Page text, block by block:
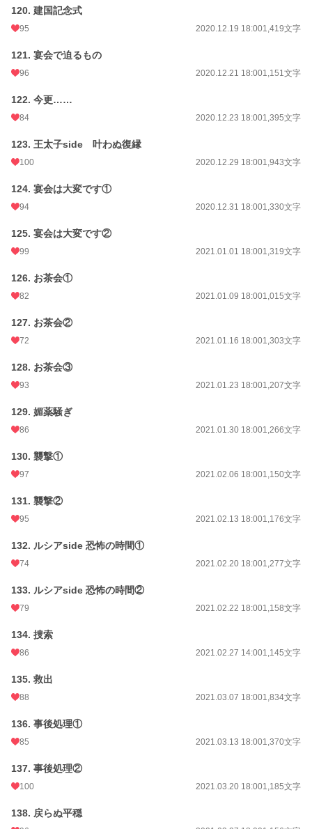
120. 建国記念式
95 2020.12.19 18:001,419文字
121. 宴会で迫るもの
96 2020.12.21 18:001,151文字
122. 今更……
84 2020.12.23 18:001,395文字
123. 王太子side 叶わぬ復縁
100 2020.12.29 18:001,943文字
124. 宴会は大変です①
94 2020.12.31 18:001,330文字
125. 宴会は大変です②
99 2021.01.01 18:001,319文字
126. お茶会①
82 2021.01.09 18:001,015文字
127. お茶会②
72 2021.01.16 18:001,303文字
128. お茶会③
93 2021.01.23 18:001,207文字
129. 媚薬騒ぎ
86 2021.01.30 18:001,266文字
130. 襲撃①
97 2021.02.06 18:001,150文字
131. 襲撃②
95 2021.02.13 18:001,176文字
132. ルシアside 恐怖の時間①
74 2021.02.20 18:001,277文字
133. ルシアside 恐怖の時間②
79 2021.02.22 18:001,158文字
134. 捜索
86 2021.02.27 14:001,145文字
135. 救出
88 2021.03.07 18:001,834文字
136. 事後処理①
85 2021.03.13 18:001,370文字
137. 事後処理②
100 2021.03.20 18:001,185文字
138. 戻らぬ平穏